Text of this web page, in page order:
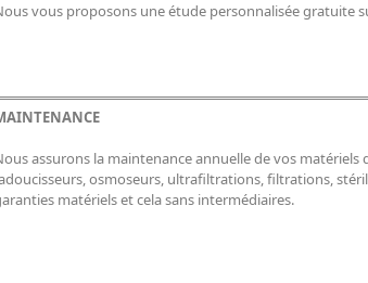
vous proposons une étude personnalisée gratuite
assurons la maintenance annuelle de vos
osmoseurs, ultrafiltrations, filtrations,
matériels et cela sans intermédiaires.